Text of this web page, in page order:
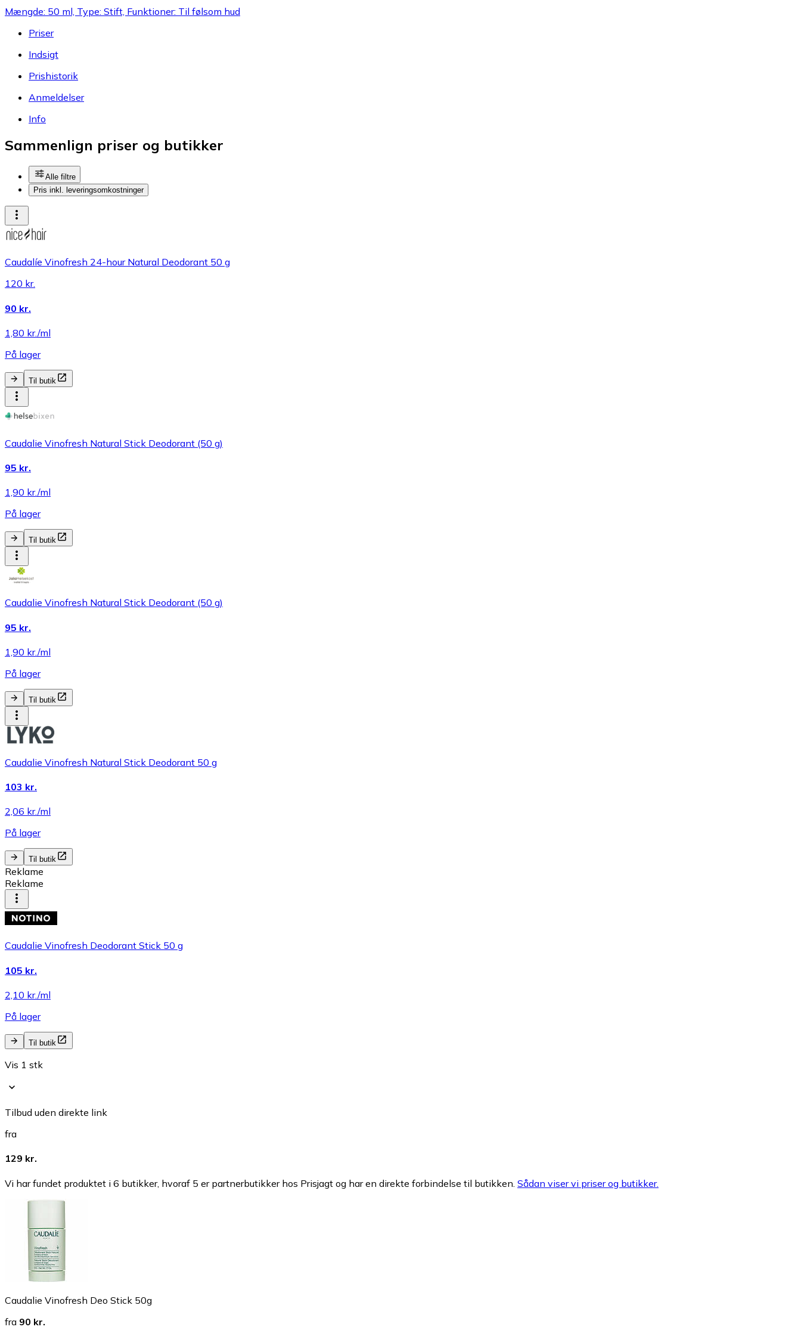
Mængde: 50 ml, Type: Stift, Funktioner: Til følsom hud
Priser
Indsigt
Prishistorik
Anmeldelser
Info
Sammenlign priser og butikker
Alle filtre
Pris inkl. leveringsomkostninger
Caudalíe Vinofresh 24-hour Natural Deodorant 50 g
120 kr.
90 kr.
1,80 kr./ml
På lager
Til butik
Caudalie Vinofresh Natural Stick Deodorant (50 g)
95 kr.
1,90 kr./ml
På lager
Til butik
Caudalie Vinofresh Natural Stick Deodorant (50 g)
95 kr.
1,90 kr./ml
På lager
Til butik
Caudalie Vinofresh Natural Stick Deodorant 50 g
103 kr.
2,06 kr./ml
På lager
Til butik
Reklame
Reklame
Caudalie Vinofresh Deodorant Stick 50 g
105 kr.
2,10 kr./ml
På lager
Til butik
Vis 1 stk
Tilbud uden direkte link
fra
129 kr.
Vi har fundet produktet i 6 butikker, hvoraf 5 er partnerbutikker hos Prisjagt og har en direkte forbindelse til butikken. Sådan viser vi priser og butikker.
Caudalie Vinofresh Deo Stick 50g
fra 90 kr.